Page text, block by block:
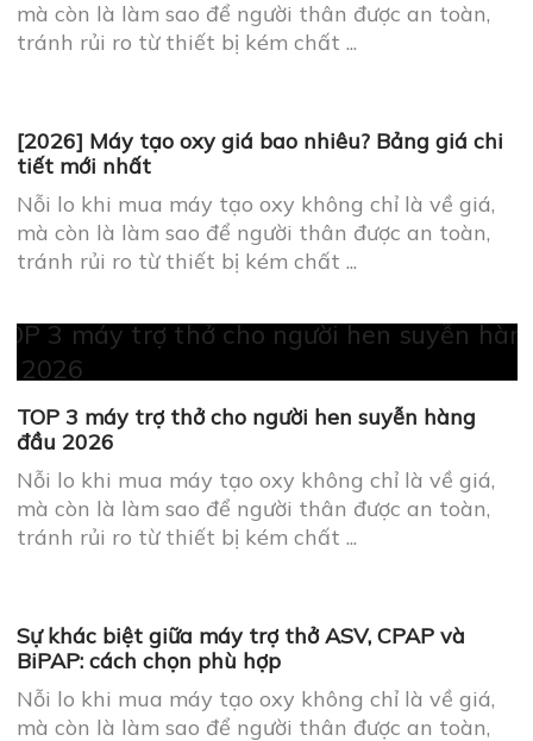
[2026] Máy tạo oxy giá bao nhiêu? Bảng giá chi
tiết mới nhất
Nỗi lo khi mua máy tạo oxy không chỉ là về giá,
mà còn là làm sao để người thân được an toàn,
tránh rủi ro từ thiết bị kém chất ...
TOP 3 máy trợ thở cho người hen suyễn hàng
đầu 2026
Nỗi lo khi mua máy tạo oxy không chỉ là về giá,
mà còn là làm sao để người thân được an toàn,
tránh rủi ro từ thiết bị kém chất ...
Sự khác biệt giữa máy trợ thở ASV, CPAP và
BiPAP: cách chọn phù hợp
Nỗi lo khi mua máy tạo oxy không chỉ là về giá,
mà còn là làm sao để người thân được an toàn,